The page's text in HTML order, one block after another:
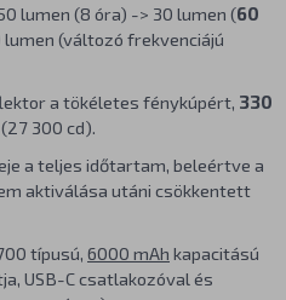
lumen (8 óra) -> 30 lumen (60
(változó frekvenciájú
a tökéletes fénykúpért, 330
300 cd).
a teljes időtartam, beleértve a
aktiválása utáni csökkentett
típusú, 6000 mAh kapacitású
USB-C csatlakozóval és